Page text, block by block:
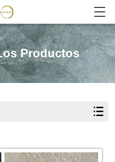
Productos